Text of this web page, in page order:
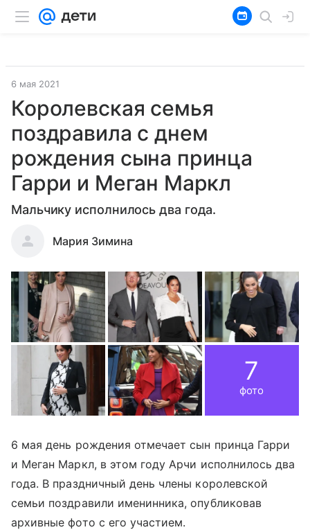
6 мая 2021
Королевская семья
поздравила с днем
рождения сына принца
Гарри и Меган Маркл
Мальчику исполнилось два года.
Мария Зимина
7
фото
6 мая день рождения отмечает сын принца Гарри
и Меган Маркл, в этом году Арчи исполнилось два
года. В праздничный день члены королевской
семьи поздравили именинника, опубликовав
архивные фото с его участием.